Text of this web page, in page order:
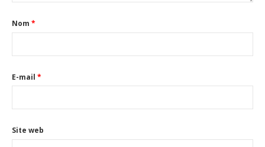
Nom *
E-mail *
Site web